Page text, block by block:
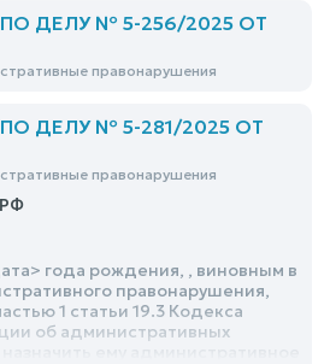
ДЕЛУ № 5-256/2025 ОТ
правонарушения
ДЕЛУ № 5-281/2025 ОТ
правонарушения
года рождения, , виновным в
правонарушения,
1 статьи 19.3 Кодекса
об административных